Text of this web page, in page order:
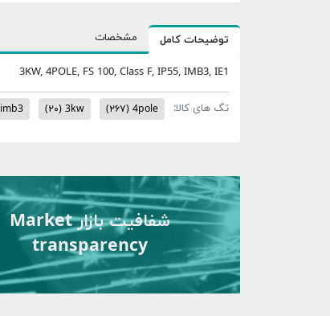
توضیحات کامل مشخصات
3KW, 4POLE, FS 100, Class F, IP55, IMB3, IE1
تگ های کالا: 4pole (۲۶۷) 3kw (۲۰) imb3
شفافیت بازار Market
transparency